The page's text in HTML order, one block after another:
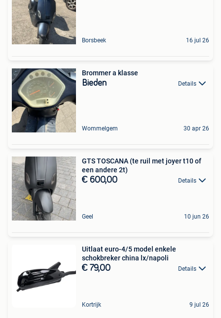
Borsbeek 16 jul 26
Brommer a klasse
Bieden Details
Wommelgem 30 apr 26
GTS TOSCANA (te ruil met joyer t10 of
een andere 2t)
€ 600,00 Details
Geel 10 jun 26
Uitlaat euro-4/5 model enkele
schokbreker china lx/napoli
€ 79,00 Details
Kortrijk 9 jul 26